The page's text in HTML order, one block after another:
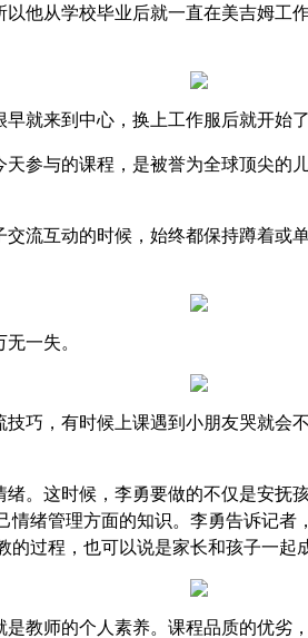
他从学校毕业后就一直在美吉姆
就来到中心，换上工作服后就开始
参与的课程，是被誉为全球顶尖
流互动的时候，始终都保持蹲着
一失。
巧，有时候上课遇到小朋友哭就会不
。这时候，李勇要做的不仅是安
绪管理方面的知识。李勇告诉记
过程，也可以说是家长和孩子一起
教师的个人素养。课程品质的优